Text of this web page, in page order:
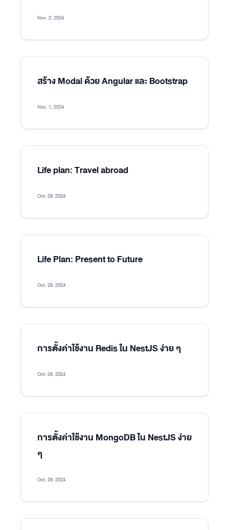
Nov. 2, 2024
สร้าง Modal ด้วย Angular และ Bootstrap
Nov. 1, 2024
Life plan: Travel abroad
Oct. 29, 2024
Life Plan: Present to Future
Oct. 29, 2024
การตั้งค่าใช้งาน Redis ใน NestJS ง่าย ๆ
Oct. 29, 2024
การตั้งค่าใช้งาน MongoDB ใน NestJS ง่าย
ๆ
Oct. 29, 2024